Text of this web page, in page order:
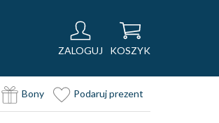
ZALOGUJ KOSZYK
Bony Podaruj prezent